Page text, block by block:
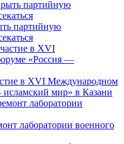
партийную
в XVI Международном
мир» в Казани
лаборатории военного